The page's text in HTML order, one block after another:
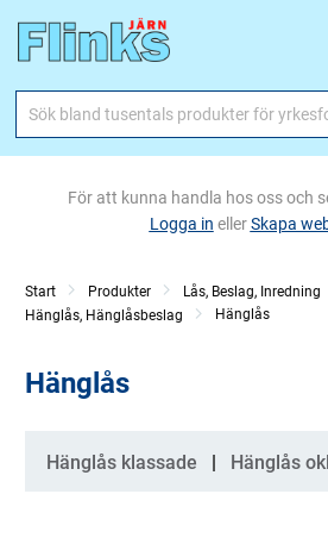
För att kunna handla hos oss och
Logga in ellerSkapa
Start Produkter Lås, Beslag, Inredning
Hänglås, Hänglåsbeslag
Hänglås
Hänglås
Kategorier
Hänglås klassade Hänglås